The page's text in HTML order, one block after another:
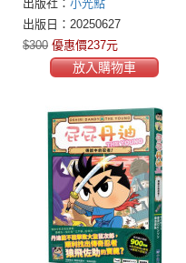
出版社： 小光點
出版日：20250627
$300 優惠價237元
放入購物車